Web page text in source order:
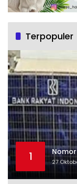
Terpopuler
1 27